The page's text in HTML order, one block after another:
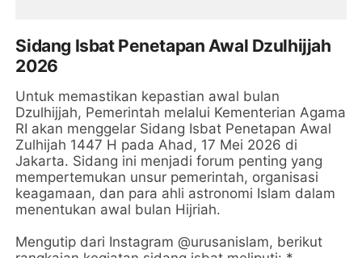
Sidang Isbat Penetapan Awal Dzulhijjah
2026
Untuk memastikan kepastian awal bulan
Dzulhijjah, Pemerintah melalui Kementerian Agama
RI akan menggelar Sidang Isbat Penetapan Awal
Zulhijah 1447 H pada Ahad, 17 Mei 2026 di
Jakarta. Sidang ini menjadi forum penting yang
mempertemukan unsur pemerintah, organisasi
keagamaan, dan para ahli astronomi Islam dalam
menentukan awal bulan Hijriah.
Mengutip dari Instagram @urusanislam, berikut